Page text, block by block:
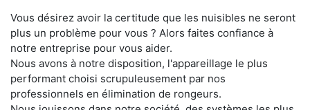
Vous désirez avoir la certitude que les nuisibles ne seront
plus un problème pour vous ? Alors faites confiance à
notre entreprise pour vous aider.
Nous avons à notre disposition, l'appareillage le plus
performant choisi scrupuleusement par nos
professionnels en élimination de rongeurs.